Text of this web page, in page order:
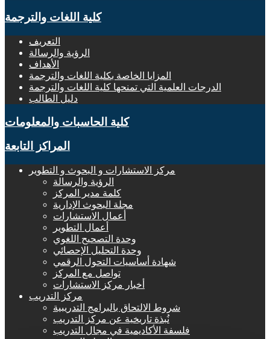
كلية اللغات والترجمة
التعريف
الرؤية والرسالة
الأهداف
المزايا الخاصة بكلية اللغات والترجمة
الدرجات العلمية التي تمنحها كلية اللغات والترجمة
دليل الطالب
كلية الحاسبات والمعلومات
المراكز التابعة
مركز الاستشارات و البحوث و التطوير
الرؤية والرسالة
كلمة مدير المركز
مجلة البحوث الإدارية
أعمال الاستشارات
أعمال التطوير
وحدة التصحيح اللغوي
وحدة التحليل الإحصائي
شهادة أساسيات التحول الرقمي
تواصل مع المركز
أخبار مركز الاستشارات
مركز التدريب
شروط الالتحاق بالبرامج التدريبية
نُبذة تاريخية عن مركز التدريب
فلسفة الأكاديمية في مجال التدريب